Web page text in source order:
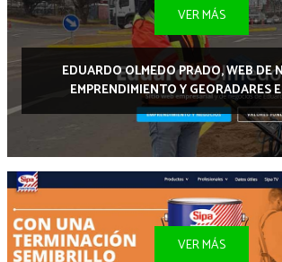
VER MÁS
EDUARDO OLMEDO PRADO, WEB DE
EMPRENDIMIENTO Y GEORADARES
VER MÁS